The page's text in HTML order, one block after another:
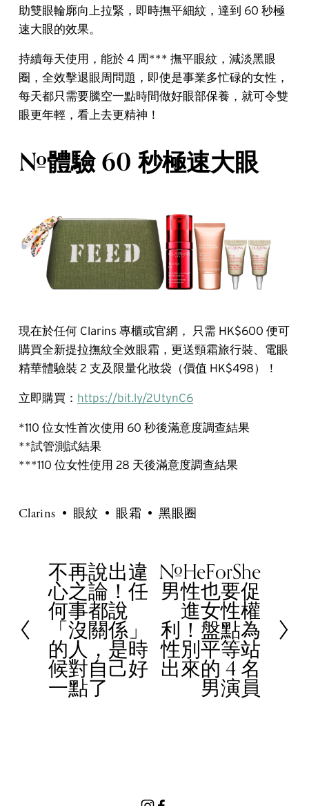
助雙眼輪廓向上拉緊，即時撫平細紋，達到 60 秒極
速大眼的效果。
持續每天使用，能於 4 周*** 撫平眼紋，減淡黑眼
圈，全效擊退眼周問題，即使是事業多忙碌的女性，
每天都只需要騰空一點時間做好眼部保養，就可令雙
眼更年輕，看上去更精神！
#體驗 60 秒極速大眼
現在於任何 Clarins 專櫃或官網， 只需 HK$600 便可
購買全新提拉撫紋全效眼霜，更送頸霜旅行裝、電眼
精華體驗裝 2 支及限量化妝袋（價值 HK$498）！
立即購買： https://bit.ly/2UtynC6
*110 位女性首次使用 60 秒後滿意度調查結果
**試管測試結果
***110 位女性使用 28 天後滿意度調查結果
Clarins 眼紋 眼霜 黑眼圈
P
r
e
i
o
u
不再說出違
心之論！任
何事都說
「沒關係」
的人，是時
候對自己好
一點了
N#HeForShe
男性也要促
進女性權
利！盤點為
性別平等站
出來的 4 名
男演員